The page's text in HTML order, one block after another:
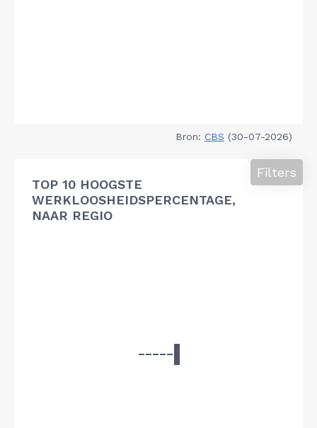
Bron: CBS (30-07-2026)
TOP 10 HOOGSTE
WERKLOOSHEIDSPERCENTAGE,
NAAR REGIO
Filters